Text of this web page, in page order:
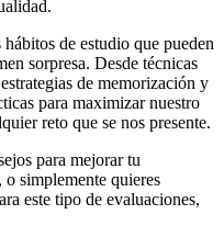
de estudio que pueden
sorpresa. Desde técnicas
de memorización y
para maximizar nuestro
reto que se nos presente.
para mejorar tu
o simplemente quieres
este tipo de evaluaciones,